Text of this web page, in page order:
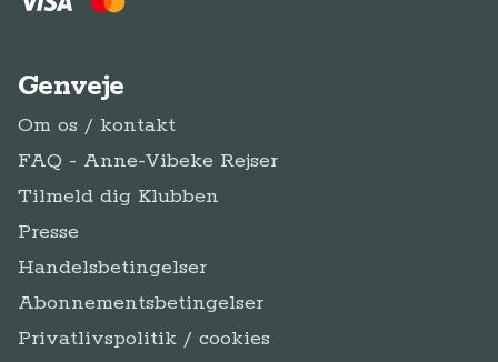
Genveje
Om os / kontakt
FAQ - Anne-Vibeke Rejser
Tilmeld dig Klubben
Presse
Handelsbetingelser
Abonnementsbetingelser
Privatlivspolitik / cookies